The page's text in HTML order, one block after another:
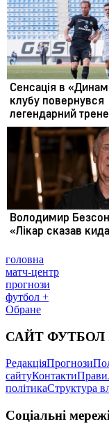
головна
матч-центр
прогнози
футбол +
Обране
САЙТ ФУТБОЛ
РедакціяПрогнози
сайтуКонтакти
політикаСтруктура
Соціальні мережі